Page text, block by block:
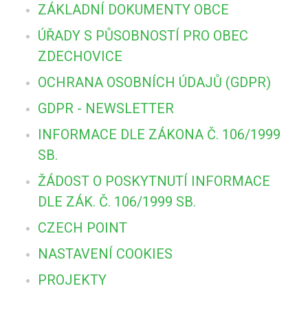
ZÁKLADNÍ DOKUMENTY OBCE
ÚŘADY S PŮSOBNOSTÍ PRO OBEC
ZDECHOVICE
OCHRANA OSOBNÍCH ÚDAJŮ (GDPR)
GDPR - NEWSLETTER
INFORMACE DLE ZÁKONA Č. 106/1999
SB.
ŽÁDOST O POSKYTNUTÍ INFORMACE
DLE ZÁK. Č. 106/1999 SB.
CZECH POINT
NASTAVENÍ COOKIES
PROJEKTY